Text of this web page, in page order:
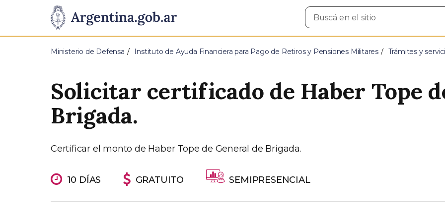
Presidencia
de
Pasar al contenido principal
Buscar
en
Ministerio de Defensa Instituto de Ayuda Financiera para Pago de Retiros y Pensiones Militares Trámites y
Solicitar certificado de Haber Tope
Brigada.
Certificar el monto de Haber Tope de General de Brigada.
10 DÍAS GRATUITO SEMIPRESENCIAL